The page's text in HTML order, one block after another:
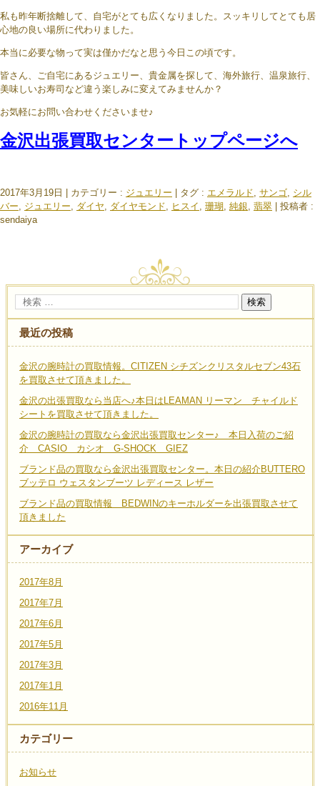
私も昨年断捨離して、自宅がとても広くなりました。スッキリしてとても居
心地の良い場所に代わりました。
本当に必要な物って実は僅かだなと思う今日この頃です。
皆さん、ご自宅にあるジュエリー、貴金属を探して、海外旅行、温泉旅行、
美味しいお寿司など違う楽しみに変えてみませんか？
お気軽にお問い合わせくださいませ♪
金沢出張買取センタートップページへ
2017年3月19日 | カテゴリー : ジュエリー | タグ : エメラルド サンゴ シル
バー
ジュエリー ダイヤ ダイヤモンド ヒスイ 珊瑚 純銀 翡翠 | 投稿者 :
sendaiya
最近の投稿
金沢の腕時計の買取情報。CITIZEN シチズンクリスタルセブン43石
を買取させて頂きました。
金沢の出張買取なら当店へ♪本日はLEAMAN リーマン チャイルド
シートを買取させて頂きました。
金沢の腕時計の買取なら金沢出張買取センター♪ 本日入荷のご紹
介 CASIO カシオ G-SHOCK GIEZ
ブランド品の買取なら金沢出張買取センター。本日の紹介BUTTERO
ブッテロ ウェスタンブーツ レディース レザー
ブランド品の買取情報 BEDWINのキーホルダーを出張買取させて
頂きました
アーカイブ
2017年8月
2017年7月
2017年6月
2017年5月
2017年3月
2017年1月
2016年11月
カテゴリー
お知らせ